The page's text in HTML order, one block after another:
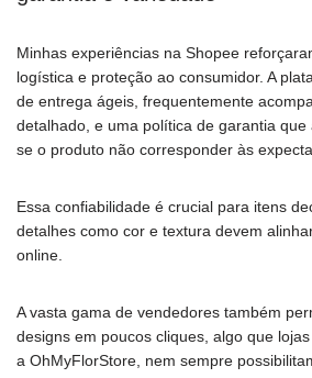
Minhas experiências na Shopee
logística e proteção ao consumidor. A
de entrega ágeis, frequentemente
detalhado, e uma política de garantia
se o produto não corresponder às
Essa confiabilidade é crucial para itens
detalhes como cor e textura devem
online.
A vasta gama de vendedores também
designs em poucos cliques, algo que
a OhMyFlorStore, nem sempre